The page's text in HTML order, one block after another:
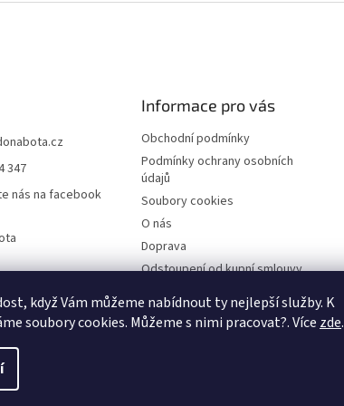
když Vám můžeme nabídnout ty nejlepší služby. K
soubory cookies. Můžeme s nimi pracovat?. Více zde.
347
nás na facebook
Informace pro vás
Obchodní podmínky
Podmínky ochrany osobních
údajů
Soubory cookies
O nás
Doprava
Odstoupení od kupní smlouvy